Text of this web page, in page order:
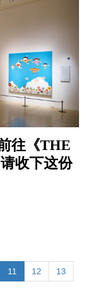
往《THE
收下这份
11 12 13